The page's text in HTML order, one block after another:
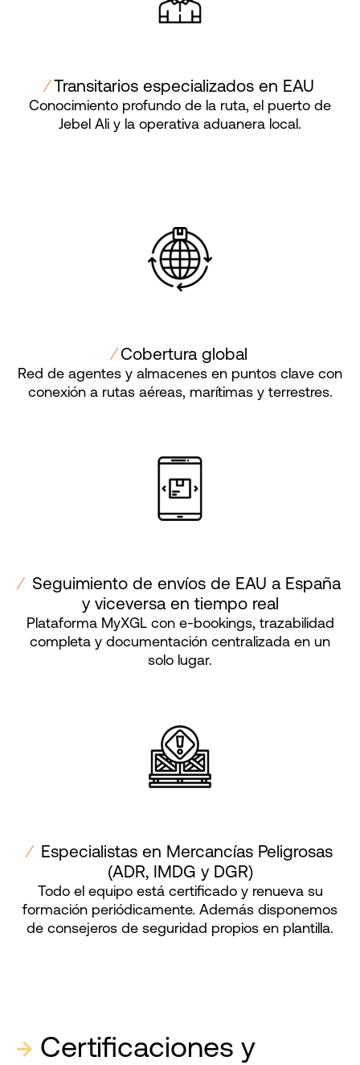
⁄ Transitarios especializados en EAU
Conocimiento profundo de la ruta, el puerto de
Jebel Ali y la operativa aduanera local.
⁄ Cobertura global
Red de agentes y almacenes en puntos clave con
conexión a rutas aéreas, marítimas y terrestres.
⁄ Seguimiento de envíos de EAU a España
y viceversa en tiempo real
Plataforma MyXGL con e-bookings, trazabilidad
completa y documentación centralizada en un
solo lugar.
⁄
Especialistas en Mercancías Peligrosas
(ADR, IMDG y DGR)
Todo el equipo está certificado y renueva su
formación periódicamente. Además disponemos
de consejeros de seguridad propios en plantilla.
→ Certificaciones y